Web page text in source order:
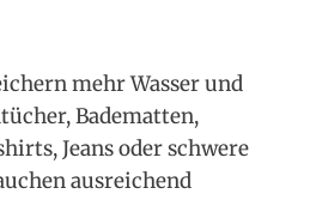
mehr Wasser und
Badematten,
Jeans oder schwere
ausreichend